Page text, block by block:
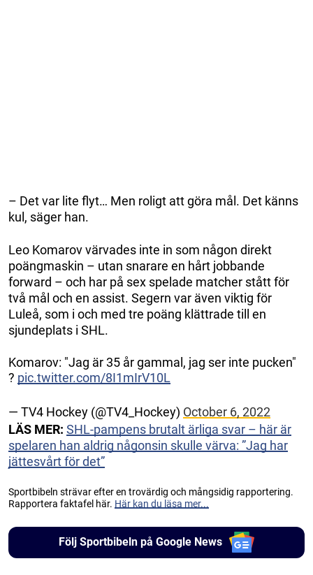
– Det var lite flyt… Men roligt att göra mål. Det känns
kul, säger han.
Leo Komarov värvades inte in som någon direkt
poängmaskin – utan snarare en hårt jobbande
forward – och har på sex spelade matcher stått för
två mål och en assist. Segern var även viktig för
Luleå, som i och med tre poäng klättrade till en
sjundeplats i SHL.
Komarov: "Jag är 35 år gammal, jag ser inte pucken"
? pic.twitter.com/8I1mIrV10L
— TV4 Hockey (@TV4_Hockey) October 6, 2022
LÄS MER: SHL-pampens brutalt ärliga svar – här är
spelaren han aldrig någonsin skulle värva: ”Jag har
jättesvårt för det”
Sportbibeln strävar efter en trovärdig och mångsidig rapportering.
Rapportera faktafel här. Här kan du läsa mer...
Följ Sportbibeln på Google News